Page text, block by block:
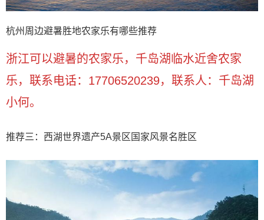
杭州周边避暑胜地农家乐有哪些推荐
浙江可以避暑的农家乐，千岛湖临水近舍农家
乐，联系电话：17706520239，联系人：千岛湖
小何。
推荐三：西湖世界遗产5A景区国家风景名胜区